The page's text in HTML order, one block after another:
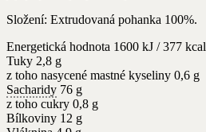
Složení: Extrudovaná pohanka 100%.
Energetická hodnota 1600 kJ / 377 kcal
Tuky 2,8 g
z toho nasycené mastné kyseliny 0,6 g
Sacharidy 76 g
z toho cukry 0,8 g
Bílkoviny 12 g